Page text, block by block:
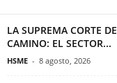
LA SUPREMA CORTE
CAMINO: EL SECTOR...
HSME - 8 agosto, 2026